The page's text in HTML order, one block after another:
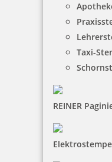
Taxi-
REINER
Trodat Deine
Jetzt gestalten